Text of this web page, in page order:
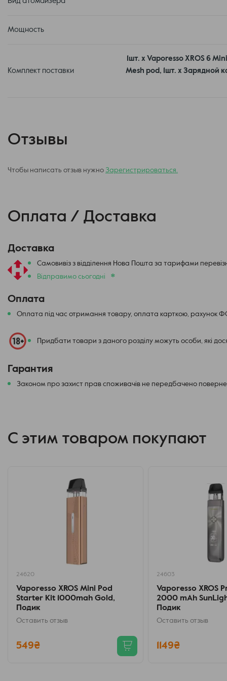
Зарядка 3A: Самый быстрый MINI в истории. Зарядись на 50%
COREX 3.0: Новая сетка Hive Mesh выжимает из твоей
SSS 2.0: Ультимативная защита от протечек. Твои карманы и
Главное преимущество новинки — верность традициям. Вам не
девайс поддерживает все картриджи семейства
системой SSS Technology. Это новый стандарт комфорта в
Мощность
Комплект поставки
1шт. х Vaporesso XROS 6
Mesh pod, 1шт. х Зарядной
Отзывы
Чтобы написать отзыв нужно Зарегистрироваться.
Оплата / Доставка
Доставка
Самовивіз з відділення Нова Пошта за тарифами
Відправимо сьогодні
*
Оплата
Оплата під час отримання товару, оплата карткою, рахунок
Придбати товари з даного розділу можуть особи, які
Гарантия
Законом про захист прав споживачів не передбачено
С этим товаром покупают
24620
Vaporesso XROS Mini Pod
Starter Kit 1000mah Gold,
Подик
Оставить отзыв
549₴
24603
Vaporesso XROS
2000 mAh
Подик
Оставить отзыв
1149₴